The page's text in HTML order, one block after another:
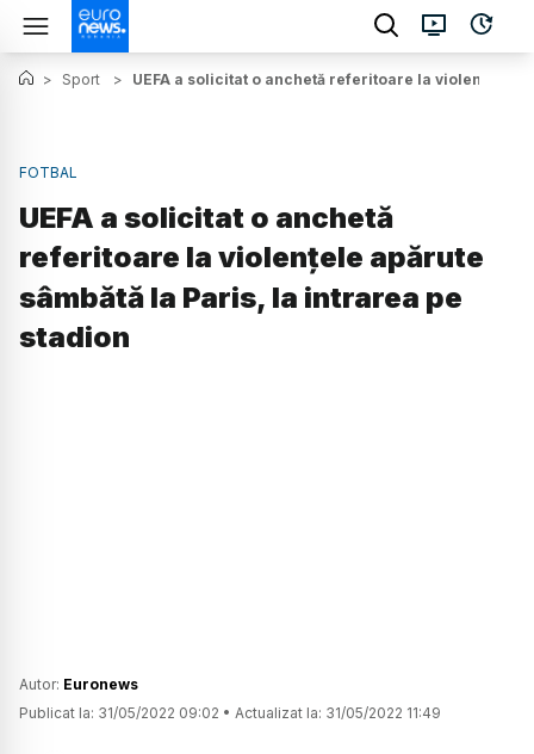
> Sport > UEFA a solicitat o anchetă referitoare la violențele
FOTBAL
UEFA a solicitat o anchetă
referitoare la violențele apărute
sâmbătă la Paris, la intrarea pe
stadion
Autor: Euronews
Publicat la: 31/05/2022 09:02 • Actualizat la: 31/05/2022 11:49